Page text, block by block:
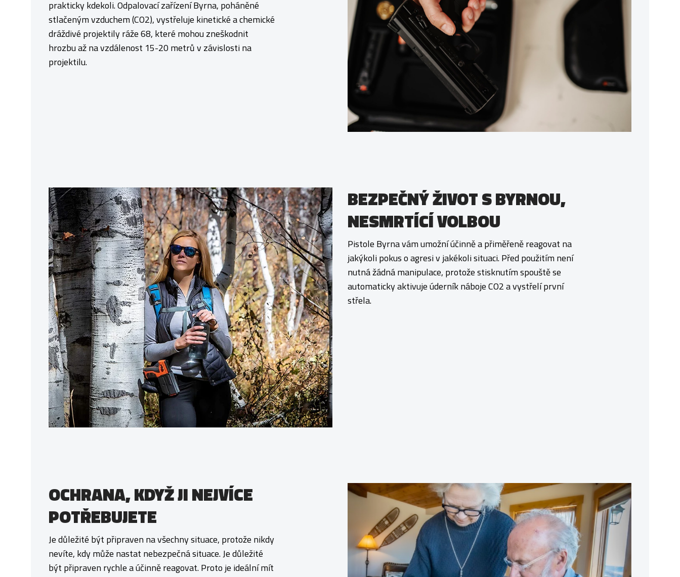
prakticky kdekoli. Odpalovací zařízení Byrna, poháněné
stlačeným vzduchem (CO2), vystřeluje kinetické a chemické
dráždivé projektily ráže 68, které mohou zneškodnit
hrozbu až na vzdálenost 15-20 metrů v závislosti na
projektilu.
BEZPEČNÝ ŽIVOT S BYRNOU,
NESMRTÍCÍ VOLBOU
Pistole Byrna vám umožní účinně a přiměřeně reagovat na
jakýkoli pokus o agresi v jakékoli situaci. Před použitím není
nutná žádná manipulace, protože stisknutím spouště se
automaticky aktivuje úderník náboje CO2 a vystřelí první
střela.
OCHRANA, KDYŽ JI NEJVÍCE
POTŘEBUJETE
Je důležité být připraven na všechny situace, protože nikdy
nevíte, kdy může nastat nebezpečná situace. Je důležité
být připraven rychle a účinně reagovat. Proto je ideální mít